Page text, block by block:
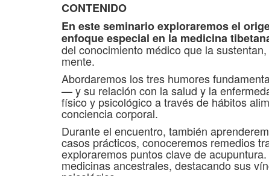
CONTENIDO
En este seminario exploraremos el
enfoque especial en la medicina
del conocimiento médico que la
mente.
Abordaremos los tres humores
— y su relación con la salud y la
físico y psicológico a través de hábitos
conciencia corporal.
Durante el encuentro, también
casos prácticos, conoceremos remedios
exploraremos puntos clave de
medicinas ancestrales, destacando sus